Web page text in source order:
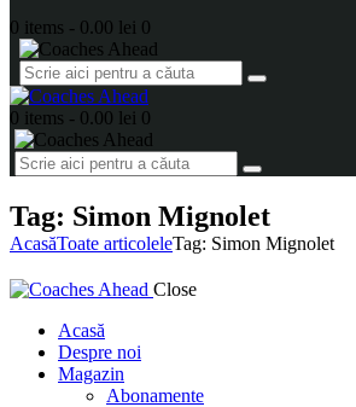
0 items - 0.00 lei 0
0 items - 0.00 lei 0
Tag: Simon Mignolet
AcasăToate articoleleTag: Simon Mignolet
Close
Acasă
Despre noi
Magazin
Abonamente